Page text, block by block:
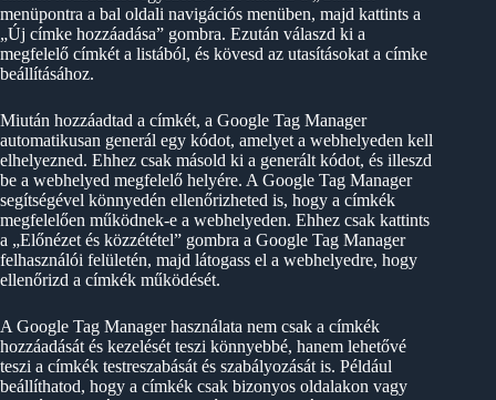
menüpontra a bal oldali navigációs menüben, majd kattints a
„Új címke hozzáadása” gombra. Ezután válaszd ki a
megfelelő címkét a listából, és kövesd az utasításokat a címke
beállításához.
Miután hozzáadtad a címkét, a Google Tag Manager
automatikusan generál egy kódot, amelyet a webhelyeden kell
elhelyezned. Ehhez csak másold ki a generált kódot, és illeszd
be a webhelyed megfelelő helyére. A Google Tag Manager
segítségével könnyedén ellenőrizheted is, hogy a címkék
megfelelően működnek-e a webhelyeden. Ehhez csak kattints
a „Előnézet és közzététel” gombra a Google Tag Manager
felhasználói felületén, majd látogass el a webhelyedre, hogy
ellenőrizd a címkék működését.
A Google Tag Manager használata nem csak a címkék
hozzáadását és kezelését teszi könnyebbé, hanem lehetővé
teszi a címkék testreszabását és szabályozását is. Például
beállíthatod, hogy a címkék csak bizonyos oldalakon vagy